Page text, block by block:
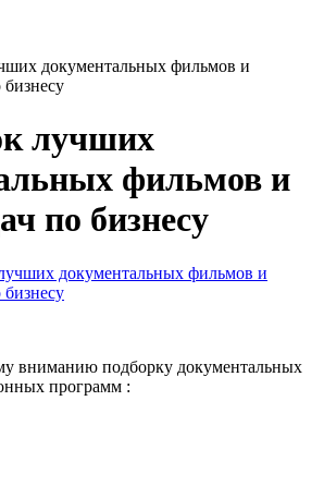
документальных фильмов и
бизнесу
лучших
фильмов и
по бизнесу
вниманию подборку документальных
программ :